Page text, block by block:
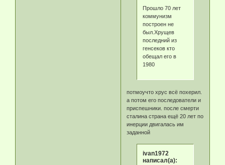
Прошло 70 лет
коммунизм
построен не
был.Хрущев
последний из
генсеков кто
обещал его в
1980
потмоучто хрус всё похерил.
а потом его последователи и
приспешники. после смерти
сталина страна ещё 20 лет по
инерции двигалась им
заданной
ivan1972
написал(а):